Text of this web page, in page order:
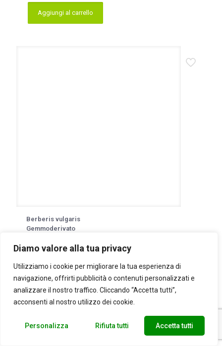
Diamo valore alla tua privacy
Utilizziamo i cookie per migliorare la tua esperienza di
navigazione, offrirti pubblicità o contenuti personalizzati e
analizzare il nostro traffico. Cliccando “Accetta tutti”,
acconsenti al nostro utilizzo dei cookie.
Personalizza Rifiuta tutti Accetta tutti
Aggiungi al carrello
Berberis vulgaris
Gemmoderivato
15,00€
Aggiungi al carrello